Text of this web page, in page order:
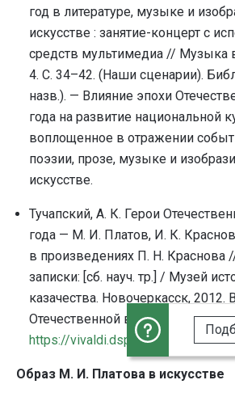
год в литературе, музыке и
искусстве : занятие-концерт с
средств мультимедиа // Музыка
4. С. 34–42. (Наши сценарии).
назв.). — Влияние эпохи
года на развитие национальной
воплощенное в отражении
поэзии, прозе, музыке и
искусстве.
Тучапский, А. К. Герои
года — М. И. Платов, И. К.
в произведениях П. Н. Краснова
записки: [сб. науч. тр.] / Музей
казачества. Новочеркасск, 2012.
Отечественной войны 1812 года.
https://vivaldi.dspl.ru/bv0000351/
Образ М. И. Платова в искусстве